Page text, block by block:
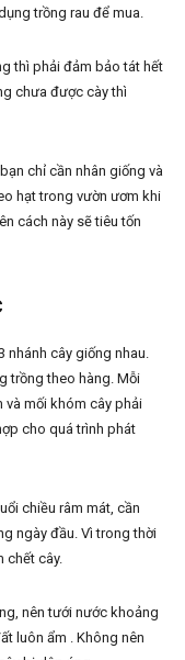
trồng rau để mua.
thì phải đảm bảo tát hết
chưa được cày thì
chỉ cần nhân giống và
hạt trong vườn ươm khi
cách này sẽ tiêu tốn
cây giống nhau.
trồng theo hàng. Mỗi
và mối khóm cây phải
cho quá trình phát
chiều râm mát, cần
ngày đầu. Vì trong thời
chết cây.
nên tưới nước khoảng
luôn ẩm . Không nên